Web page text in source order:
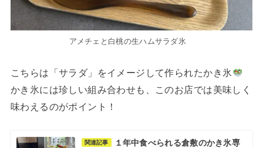
アメチェと白桃の生ハムサラダ氷
こちらは「サラダ」をイメージして作られたかき氷
かき氷には珍しい組み合わせも、このお店では美味しく
味わえるのがポイント！
関連記事
１年中食べられる倉敷のかき氷専